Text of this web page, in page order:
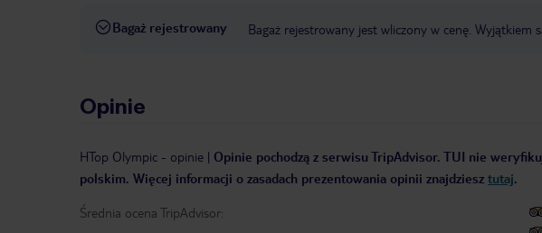
Bagaż rejestrowany Bagaż rejestrowany jest wliczony w cenę. Wyjątkiem
Opinie
HTop Olympic - opinie | Opinie pochodzą z serwisu TripAdvisor. TUI nie
polskim. Więcej informacji o zasadach prezentowania opinii znajdziesz tutaj.
Średnia ocena TripAdvisor: